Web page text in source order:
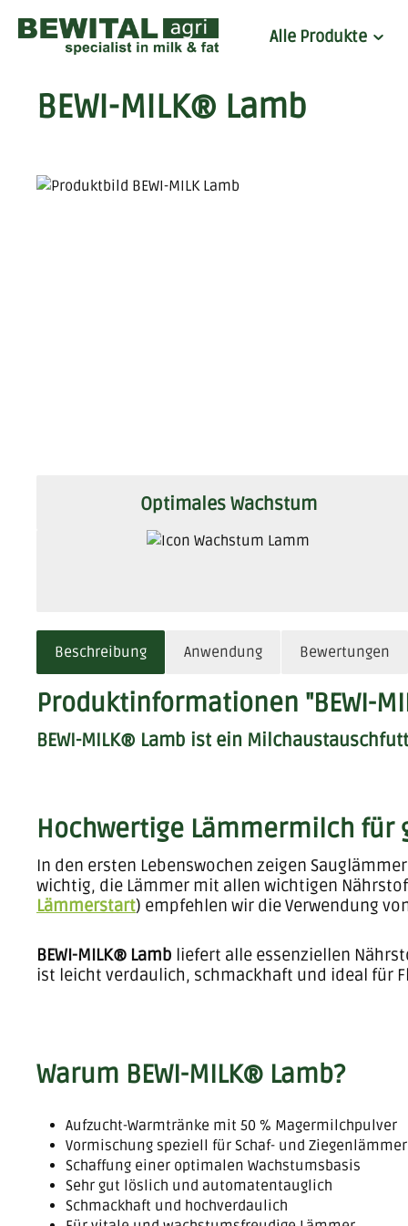
Hauptinhalt springen
Zur Suche springen
Zur Hauptnavigation springen
Alle Produkte
BEWI-MILK® Lamb
Bildergalerie überspringen
Optimales Wachstum
Beschreibung Anwendung Bewertungen
Produktinformationen "BEWI-
BEWI-MILK® Lamb ist ein
Hochwertige Lämmermilch für
In den ersten Lebenswochen zeigen
wichtig, die Lämmer mit allen wichtigen
Lämmerstart) empfehlen wir die Verwendung
BEWI-MILK® Lamb liefert alle essenziellen
ist leicht verdaulich, schmackhaft und ideal für
Warum BEWI-MILK® Lamb?
Aufzucht-Warmtränke mit 50 % Magermilchpulver
Vormischung speziell für Schaf- und
Schaffung einer optimalen Wachstumsbasis
Sehr gut löslich und automatentauglich
Schmackhaft und hochverdaulich